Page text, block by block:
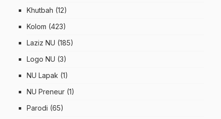
Khutbah (12)
Kolom (423)
Laziz NU (185)
Logo NU (3)
NU Lapak (1)
NU Preneur (1)
Parodi (65)